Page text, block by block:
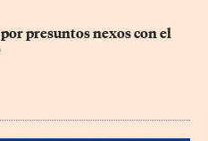
presuntos nexos con el